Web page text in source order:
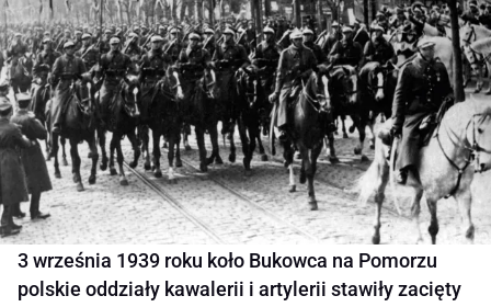
3 września 1939 roku koło Bukowca na Pomorzu
polskie oddziały kawalerii i artylerii stawiły zacięty